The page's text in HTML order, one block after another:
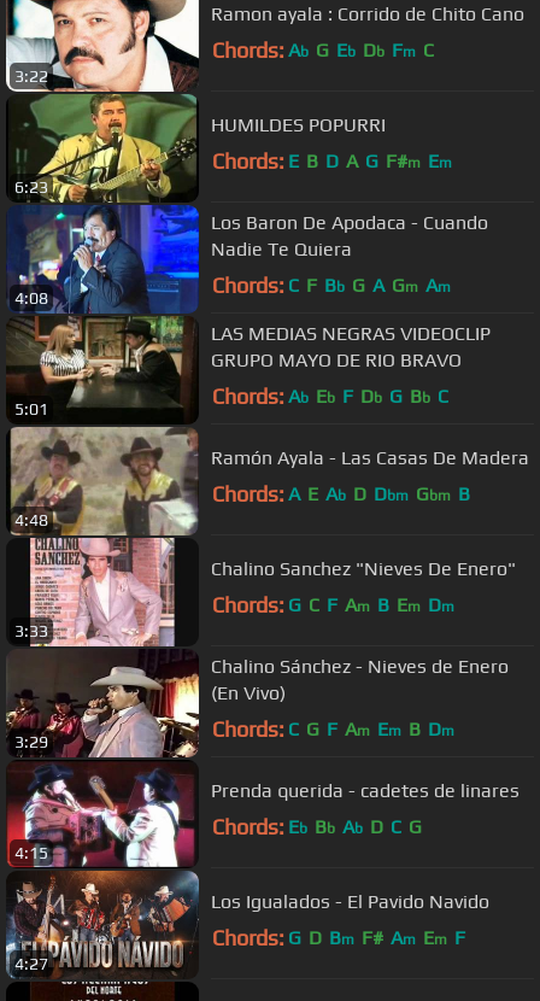
3:22
Ramon ayala : Corrido de Chito Cano
Chords: Ab G Eb Db Fm C
6:23
HUMILDES POPURRI
Chords: E B D A G F#m Em
4:08
Los Baron De Apodaca - Cuando
Nadie Te Quiera
Chords: C F Bb G A Gm Am
5:01
LAS MEDIAS NEGRAS VIDEOCLIP
GRUPO MAYO DE RIO BRAVO
Chords: Ab Eb F Db G Bb C
4:48
Ramón Ayala - Las Casas De Madera
Chords: A E Ab D Dbm Gbm B
3:33
Chalino Sanchez "Nieves De Enero"
Chords: G C F Am B Em Dm
3:29
Chalino Sánchez - Nieves de Enero
(En Vivo)
Chords: C G F Am Em B Dm
4:15
Prenda querida - cadetes de linares
Chords: Eb Bb Ab D C G
4:27
Los Igualados - El Pavido Navido
Chords: G D Bm F# Am Em F